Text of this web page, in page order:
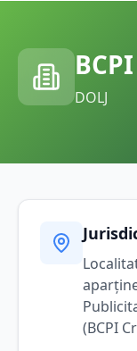
BCPI
DOLJ
(BCPI